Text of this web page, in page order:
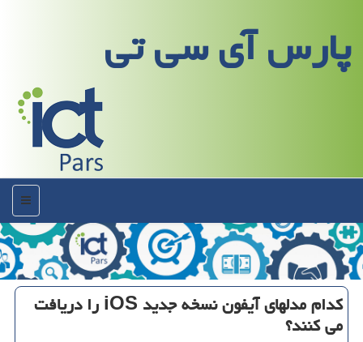
پارس آی سی تی
منو
كدام مدلهای آیفون نسخه جدید iOS را دریافت
می كنند؟